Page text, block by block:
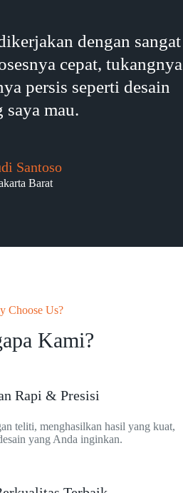
dengan sangat
cepat, tukangnya
persis seperti desain
saya mau.
Santoso
Barat
Choose Us?
Kami?
Rapi & Presisi
teliti, menghasilkan hasil yang kuat,
yang Anda inginkan.